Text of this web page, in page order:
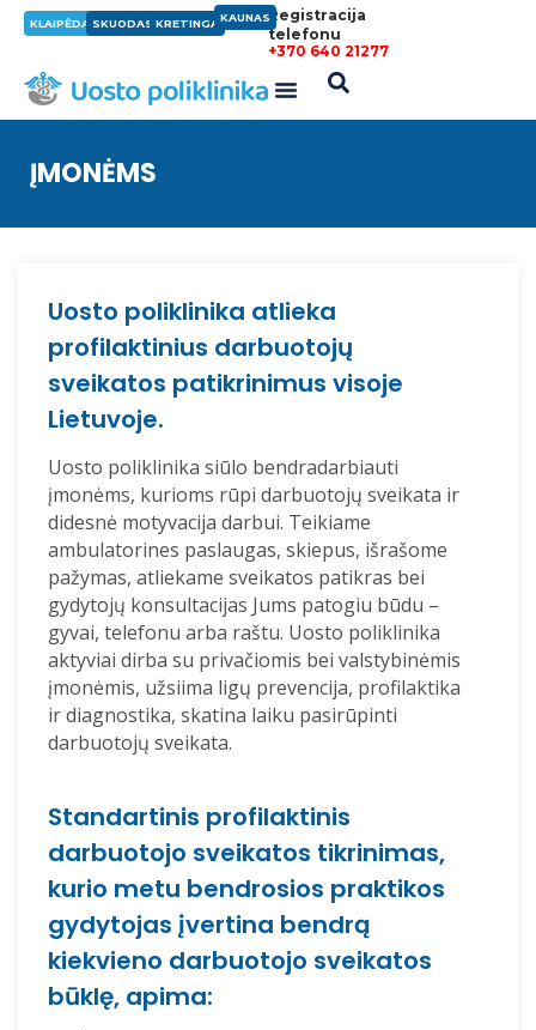
KLAIPĖDA SKUODAS KRETINGA KAUNASRegistracija
telefonu
+370 640 21277
ĮMONĖMS
Uosto poliklinika atlieka
profilaktinius darbuotojų
sveikatos patikrinimus visoje
Lietuvoje.
Uosto poliklinika siūlo bendradarbiauti
įmonėms, kurioms rūpi darbuotojų sveikata ir
didesnė motyvacija darbui. Teikiame
ambulatorines paslaugas, skiepus, išrašome
pažymas, atliekame sveikatos patikras bei
gydytojų konsultacijas Jums patogiu būdu –
gyvai, telefonu arba raštu. Uosto poliklinika
aktyviai dirba su privačiomis bei valstybinėmis
įmonėmis, užsiima ligų prevencija, profilaktika
ir diagnostika, skatina laiku pasirūpinti
darbuotojų sveikata.
Standartinis profilaktinis
darbuotojo sveikatos tikrinimas,
kurio metu bendrosios praktikos
gydytojas įvertina bendrą
kiekvieno darbuotojo sveikatos
būklę, apima: